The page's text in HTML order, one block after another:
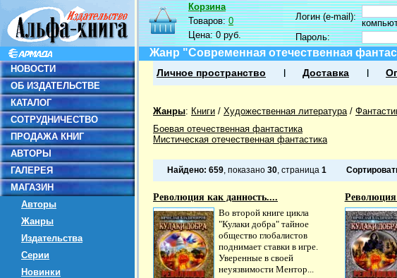
НОВОСТИ
ОБ ИЗДАТЕЛЬСТВЕ
КАТАЛОГ
СОТРУДНИЧЕСТВО
ПРОДАЖА КНИГ
АВТОРЫ
ГАЛЕРЕЯ
МАГАЗИН
Авторы
Жанры
Издательства
Серии
Новинки
Корзина
Товаров:0
Цена:0 руб.
Логин (e-mail):
Пароль:
Жанр "Современная отечественная
Личное пространство Доставка
Жанры: Книги / Художественная литература/
Боевая отечественная фантастика
Мистическая отечественная фантастика
Найдено: 659, показано 30, страница 1
Революция как данность....
Во второй книге цикла
"Кулаки добра" тайное
общество глобалистов
поднимает ставки в игре.
Уверенные в своей
неуязвимости Ментор...
Революция